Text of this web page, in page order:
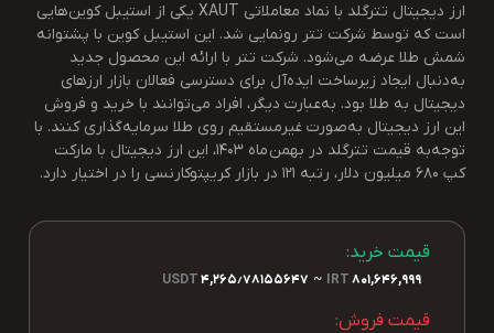
ارز دیجیتال تترگلد با نماد معاملاتی XAUT یکی از استیبل کوین‌هایی
است که توسط شرکت تتر رونمایی شد. این استیبل کوین با پشتوانه
شمش طلا عرضه می‌شود. شرکت تتر با ارائه این محصول جدید
به‌دنبال ایجاد زیرساخت ایده‌آل برای دسترسی فعالان بازار ارزهای
دیجیتال به طلا بود. به‌عبارت دیگر، افراد می‌توانند با خرید و فروش
این ارز دیجیتال به‌صورت غیرمستقیم روی طلا سرمایه‌گذاری کنند. با‌
توجه‌به قیمت تترگلد در بهمن ماه 1403، این ارز دیجیتال با مارکت
کپ 680 میلیون دلار، رتبه 121 در بازار کریپتوکارنسی را در اختیار دارد.
قیمت خرید:
801,646,999
IRT
~ 4,265٫78155647USDT
قیمت فروش: